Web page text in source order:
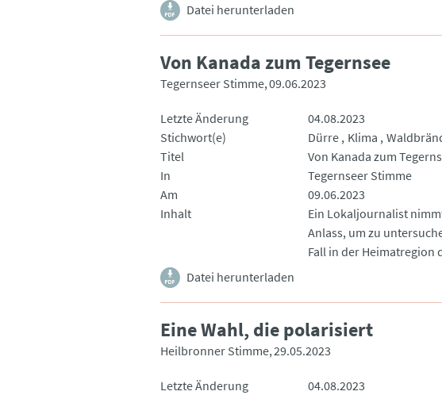
Datei herunterladen
Von Kanada zum Tegernsee
Tegernseer Stimme 09.06.2023
Letzte Änderung
04.08.2023
Stichwort(e)
Dürre Klima
Titel
Von Kanada zum
In
Tegernseer Stimme
Am
09.06.2023
Inhalt
Ein Lokaljournalist
Anlass, um zu
Fall in der Heimatregion
Datei herunterladen
Eine Wahl, die polarisiert
Heilbronner Stimme 29.05.2023
Letzte Änderung
04.08.2023